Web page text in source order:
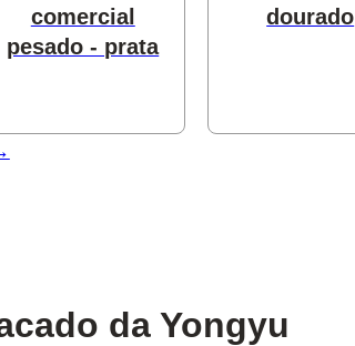
comercial
pesado - prata
dourado
da Yongyu